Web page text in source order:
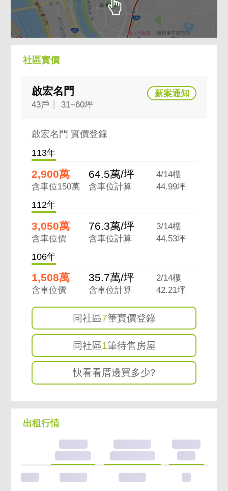
社區實價
啟宏名門
43戶 31~60坪
啟宏名門 實價登錄
113年
2,900萬
含車位150萬
64.5萬/坪
含車位計算
4/14樓
44.99坪
112年
3,050萬
含車位價
76.3萬/坪
含車位計算
3/14樓
44.53坪
106年
1,508萬
含車位價
35.7萬/坪
含車位計算
2/14樓
42.21坪
同社區7筆實價登錄
同社區1筆待售房屋
快看看厝邊買多少?
出租行情